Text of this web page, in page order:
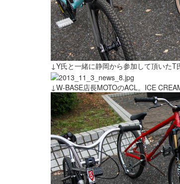
↓Y氏と一緒に静岡から参加して頂いたT
↓W-BASE店長MOTOのACL。ICE